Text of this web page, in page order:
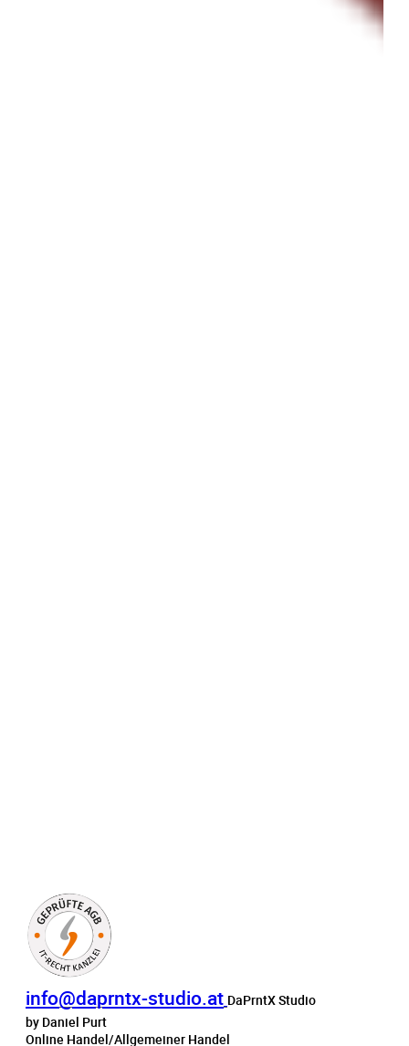
info@daprntx-studio.at DaPrntX Studio
by Daniel Purt
Online Handel/Allgemeiner Handel